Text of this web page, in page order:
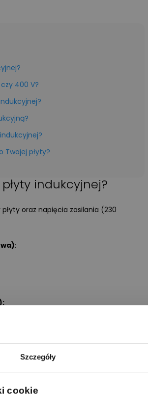
Szczegóły
cookie
400 V?
Twojej płyty?
indukcyjnej?
oraz napięcia zasilania (230
:
izolacji i potencjalnego